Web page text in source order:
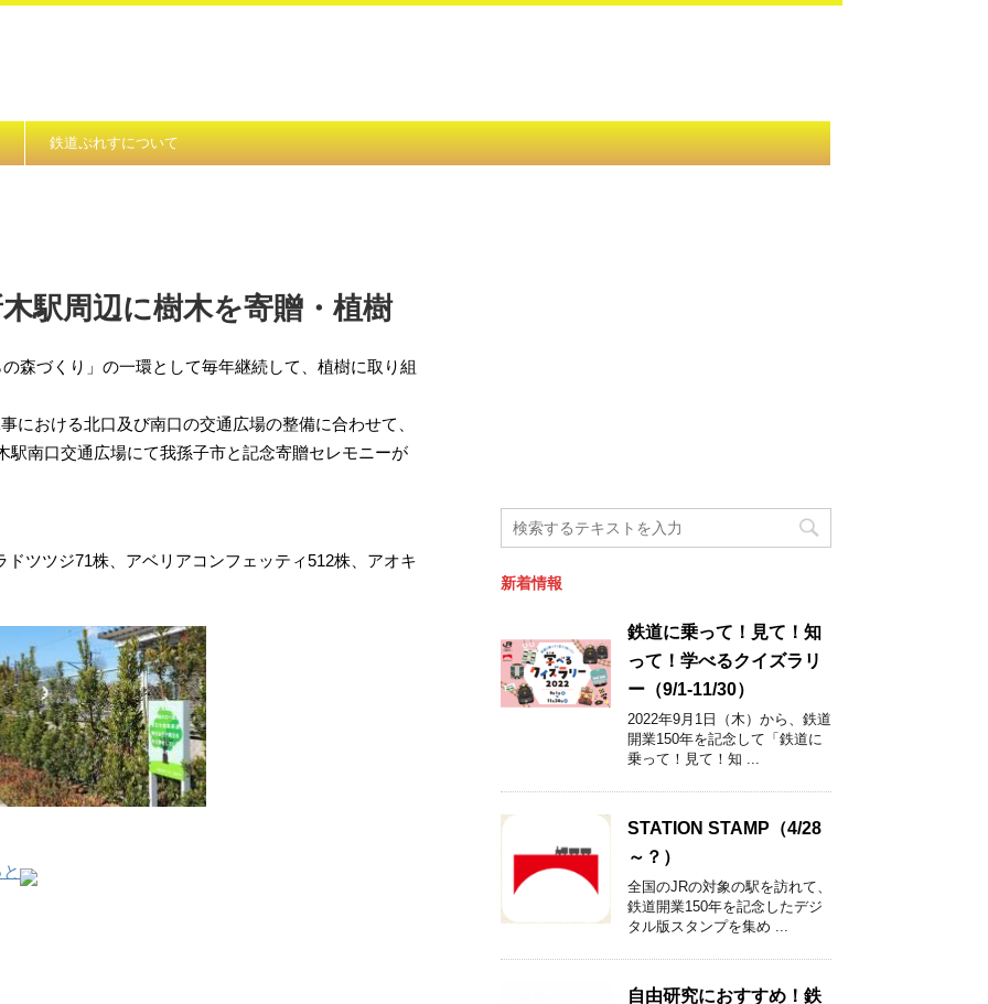
鉄道ぷれすについて
駅周辺に樹木を寄贈・植樹
森づくり」の一環として毎年継続して、植樹に取り組
における北口及び南口の交通広場の整備に合わせて、
駅南口交通広場にて我孫子市と記念寄贈セレモニーが
ツツジ71株、アベリアコンフェッティ512株、アオキ
新着情報
鉄道に乗って！見て！知
って！学べるクイズラリ
ー（9/1-11/30）
2022年9月1日（木）から、鉄道
開業150年を記念して「鉄道に
乗って！見て！知 ...
STATION STAMP（4/28
～？）
全国のJRの対象の駅を訪れて、
鉄道開業150年を記念したデジ
タル版スタンプを集め ...
自由研究におすすめ！鉄